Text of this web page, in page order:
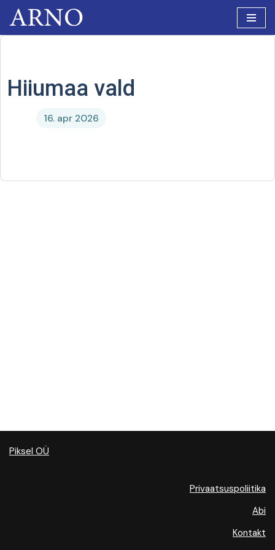
Skip
Hiiumaa vald
16. apr 2026
Piksel OÜ
Privaatsuspoliitika
Abi
Kontakt